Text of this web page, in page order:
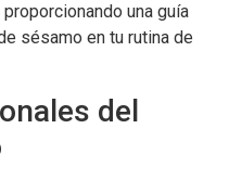
una guía
sésamo en tu rutina de
del